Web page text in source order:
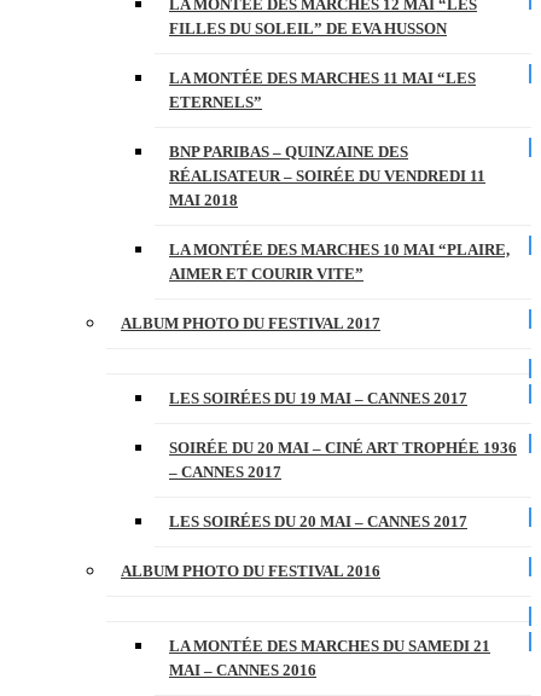
LA MONTÉE DES MARCHES 12 MAI “LES
FILLES DU SOLEIL” DE EVA HUSSON
LA MONTÉE DES MARCHES 11 MAI “LES
ETERNELS”
BNP PARIBAS – QUINZAINE DES
RÉALISATEUR – SOIRÉE DU VENDREDI 11
MAI 2018
LA MONTÉE DES MARCHES 10 MAI “PLAIRE,
AIMER ET COURIR VITE”
ALBUM PHOTO DU FESTIVAL 2017
LES SOIRÉES DU 19 MAI – CANNES 2017
SOIRÉE DU 20 MAI – CINÉ ART TROPHÉE 1936
– CANNES 2017
LES SOIRÉES DU 20 MAI – CANNES 2017
ALBUM PHOTO DU FESTIVAL 2016
LA MONTÉE DES MARCHES DU SAMEDI 21
MAI – CANNES 2016